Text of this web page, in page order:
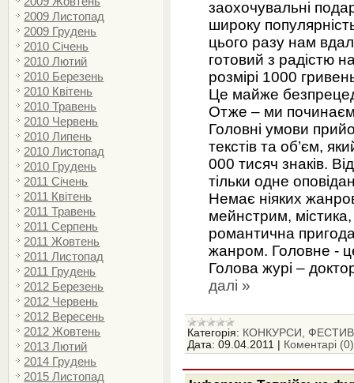
2009 Листопад
2009 Грудень
2010 Січень
2010 Лютий
2010 Березень
2010 Квітень
2010 Травень
2010 Червень
2010 Липень
2010 Листопад
2010 Грудень
2011 Січень
2011 Квітень
2011 Травень
2011 Серпень
2011 Жовтень
2011 Листопад
2011 Грудень
2012 Березень
2012 Червень
2012 Вересень
2012 Жовтень
2013 Лютий
2014 Грудень
2015 Листопад
заохочувальні
широку
цього разу нам
готовий з радістю
розмірі 1000
Це майже
Отже – ми
Головні умови
текстів та об’єм,
000 тисяч знаків.
тільки одне
Немає ніяких
мейнстрим,
романтична
жанром. Головне -
Голова журі –
далі »
Категорія: КОНКУРСИ,
Дата: 09.04.2011 Коментарі (0)